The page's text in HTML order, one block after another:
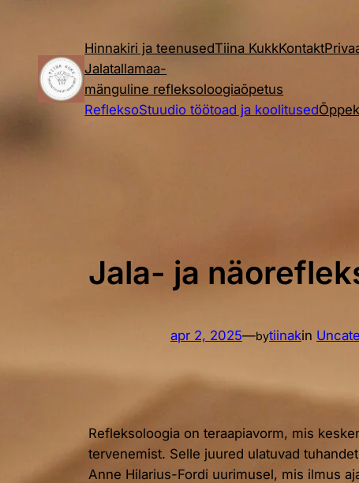
juurde
Hinnakiri ja teenusedTiina KukkKontakt
Jalatallamaa-
mänguline refleksoloogiaõpetus
RefleksoStuudio töötoad ja koolitused
Jala- ja
apr 2, 2025—bytiinakin
Refleksoloogia on teraapiavorm, mis
tervenemist. Selle juured ulatuvad
Anne Hilarius-Fordi uurimusel, mis ilmus